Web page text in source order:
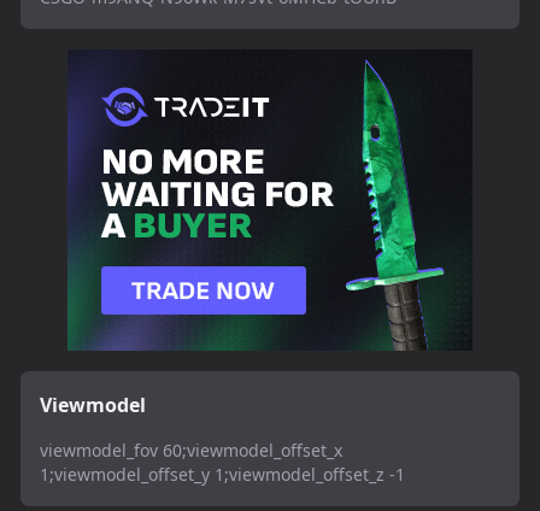
Viewmodel
viewmodel_fov 60;viewmodel_offset_x
1;viewmodel_offset_y 1;viewmodel_offset_z -1